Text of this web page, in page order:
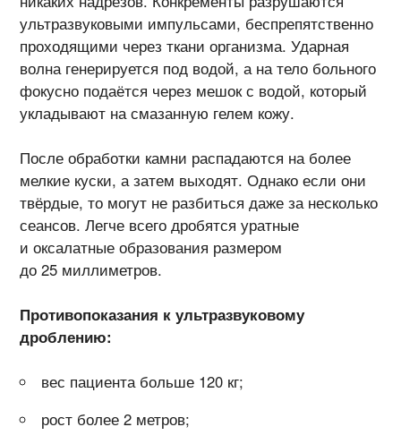
ультразвуковыми импульсами, беспрепятственно
проходящими через ткани организма. Ударная
волна генерируется под водой, а на тело больного
фокусно подаётся через мешок с водой, который
укладывают на смазанную гелем кожу.
После обработки камни распадаются на более
мелкие куски, а затем выходят. Однако если они
твёрдые, то могут не разбиться даже за несколько
сеансов. Легче всего дробятся уратные
и оксалатные образования размером
до 25 миллиметров.
Противопоказания к ультразвуковому
дроблению:
вес пациента больше 120 кг;
рост более 2 метров;